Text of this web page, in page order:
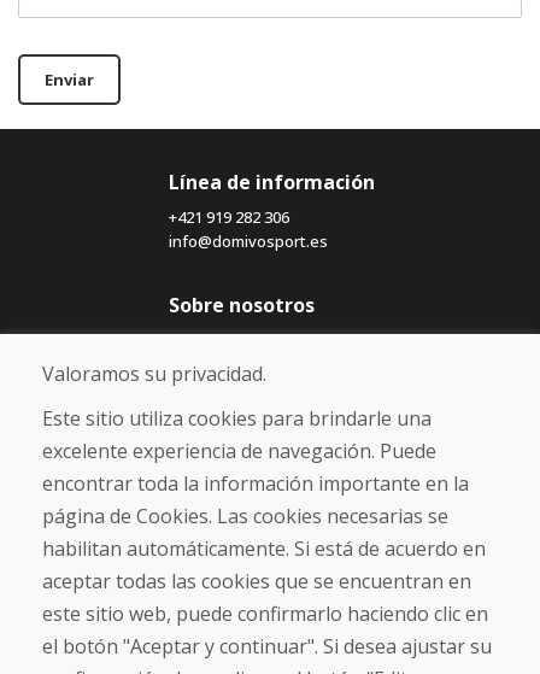
Enviar
Línea de información
+421 919 282 306
info@domivosport.es
Sobre nosotros
Blog
Sobre nosotros
Comercio
Contacto
Compra
Tienda electrónica
Envío y pago
NORMAS DE RECLAMACIÓN
Devolución y cambio de mercancías
Política de privacidad
Cookies
Valoramos su privacidad.
Este sitio utiliza cookies para brindarle una
excelente experiencia de navegación. Puede
encontrar toda la información importante en la
página de Cookies. Las cookies necesarias se
habilitan automáticamente. Si está de acuerdo en
aceptar todas las cookies que se encuentran en
este sitio web, puede confirmarlo haciendo clic en
el botón "Aceptar y continuar". Si desea ajustar su